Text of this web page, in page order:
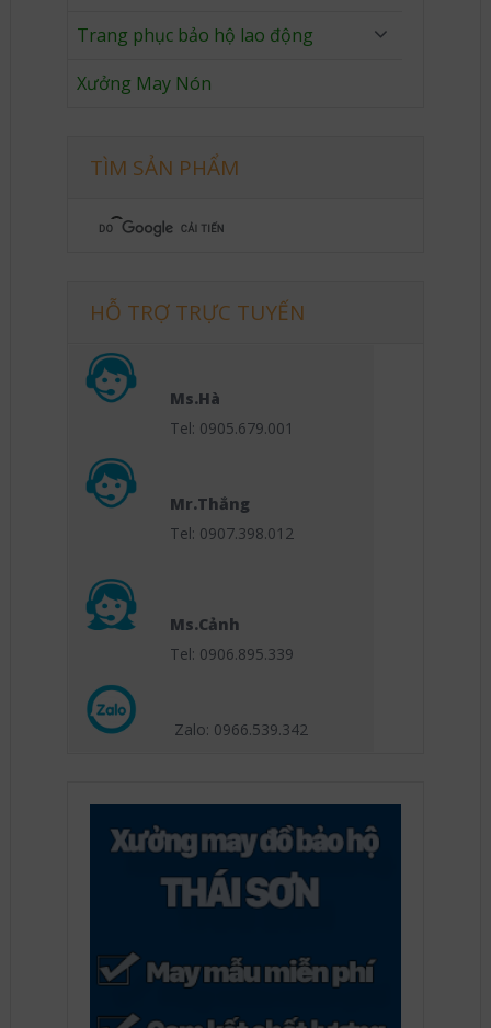
Trang phục bảo hộ lao động
Xưởng May Nón
TÌM SẢN PHẨM
HỖ TRỢ TRỰC TUYẾN
Ms.Hà
Tel: 0905.679.001
Mr.Thắng
Tel: 0907.398.012
Ms.Cảnh
Tel: 0906.895.339
Zalo: 0966.539.342